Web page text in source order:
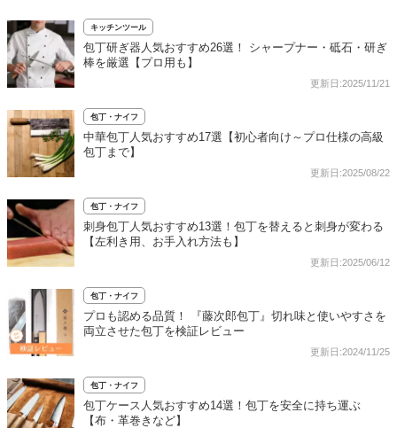
キッチンツール
包丁研ぎ器人気おすすめ26選！ シャープナー・砥石・研ぎ
棒を厳選【プロ用も】
更新日:2025/11/21
包丁・ナイフ
中華包丁人気おすすめ17選【初心者向け～プロ仕様の高級
包丁まで】
更新日:2025/08/22
包丁・ナイフ
刺身包丁人気おすすめ13選！包丁を替えると刺身が変わる
【左利き用、お手入れ方法も】
更新日:2025/06/12
包丁・ナイフ
プロも認める品質！ 『藤次郎包丁』切れ味と使いやすさを
両立させた包丁を検証レビュー
更新日:2024/11/25
包丁・ナイフ
包丁ケース人気おすすめ14選！包丁を安全に持ち運ぶ
【布・革巻きなど】